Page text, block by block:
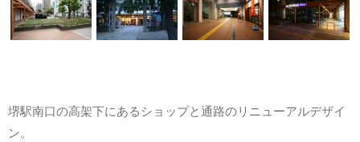
堺駅南口の高架下にあるショップと通路のリニューアルデザイ
ン。